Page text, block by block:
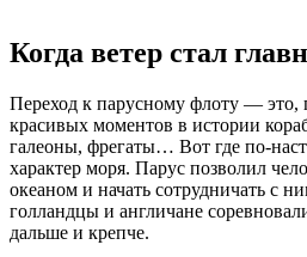
Когда ветер стал
Переход к парусному флоту —
красивых моментов в истории
галеоны, фрегаты… Вот где по-
характер моря. Парус позволил
океаном и начать сотрудничать с
голландцы и англичане
дальше и крепче.